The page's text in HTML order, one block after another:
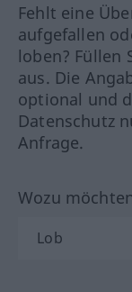
Fehlt eine
aufgefallen
loben? Füllen
aus. Die
optional und
Datenschutz
Anfrage.
Wozu